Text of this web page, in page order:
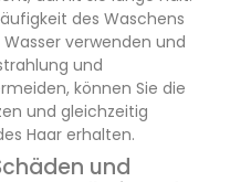
des Waschens
verwenden und
und
können Sie die
und gleichzeitig
Haar erhalten.
und